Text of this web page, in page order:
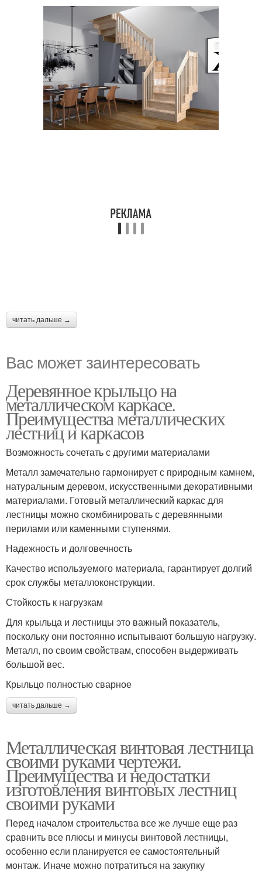
читать дальше →
Вас может заинтересовать
Деревянное крыльцо на
металлическом каркасе.
Преимущества металлических
лестниц и каркасов
Возможность сочетать с другими материалами
Металл замечательно гармонирует с природным камнем,
натуральным деревом, искусственными декоративными
материалами. Готовый металлический каркас для
лестницы можно скомбинировать с деревянными
перилами или каменными ступенями.
Надежность и долговечность
Качество используемого материала, гарантирует долгий
срок службы металлоконструкции.
Стойкость к нагрузкам
Для крыльца и лестницы это важный показатель,
поскольку они постоянно испытывают большую нагрузку.
Металл, по своим свойствам, способен выдерживать
большой вес.
Крыльцо полностью сварное
читать дальше →
Металлическая винтовая лестница
своими руками чертежи.
Преимущества и недостатки
изготовления винтовых лестниц
своими руками
Перед началом строительства все же лучше еще раз
сравнить все плюсы и минусы винтовой лестницы,
особенно если планируется ее самостоятельный
монтаж. Иначе можно потратиться на закупку